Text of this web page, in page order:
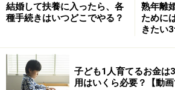
結婚して扶養に入ったら、各
種手続きはいつどこでやる？
熟年離
ために
きたい
子ども1人育てるお金は
用はいくら必要？【動画